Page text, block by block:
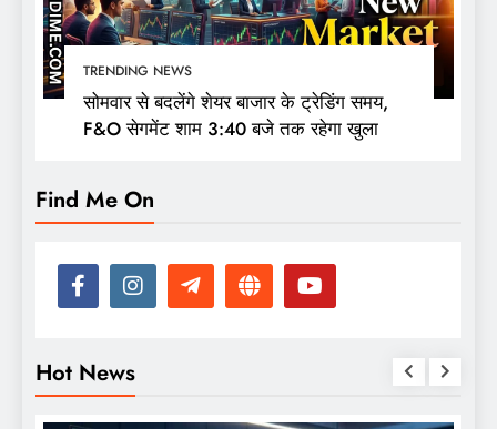
TRENDING NEWS
सोमवार से बदलेंगे शेयर बाजार के ट्रेडिंग समय,
F&O सेगमेंट शाम 3:40 बजे तक रहेगा खुला
Find Me On
Hot News